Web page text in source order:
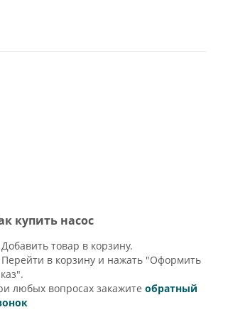
купить насос
товар в корзину.
в корзину и нажать "Оформить
любых вопросах закажитеобратный